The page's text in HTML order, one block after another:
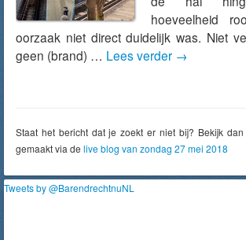
hoeveelheid
oorzaak niet direct duidelijk was. Niet
geen (brand) … Lees verder →
Staat het bericht dat je zoekt er niet bij? Bekijk
gemaakt via de live blog van zondag 27 mei 2018
Tweets by @BarendrechtnuNL